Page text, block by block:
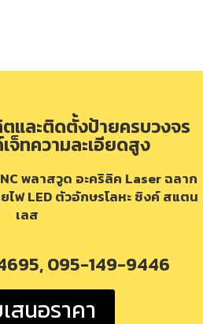
และติดตั้งป้ายครบวงจร
ทความละเอียดสูง
พลาสวูด อะคริลิค Laser ฉลาก
ไฟ LED ตัวอักษรโลหะ ซิงค์ สแตน
เลส
095-149-9446
สนอราคา